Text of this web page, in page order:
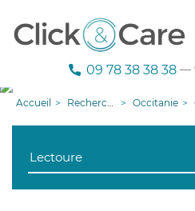
09 78 38 38 38 —
Accueil Recherche aide à domicile Occitanie